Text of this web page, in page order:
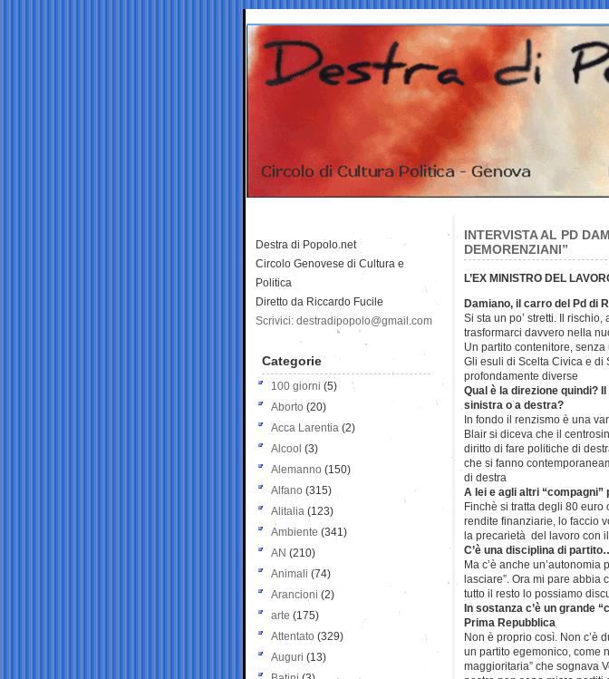
INTERVISTA AL PD
DEMORENZIANI”
L’EX MINISTRO DEL
Damiano, il carro del Pd di
Si sta un po’ stretti. Il
trasformarci davvero nella
Un partito contenitore,
Gli esuli di Scelta Civica e
profondamente diverse
Qual è la direzione quindi?
sinistra o a destra?
In fondo il renzismo è una
Blair si diceva che il
diritto di fare politiche di
che si fanno
di destra
A lei e agli altri
Finchè si tratta degli 80
rendite finanziarie, lo faccio
la precarietà del lavoro con
C’è una disciplina di
Ma c’è anche
lasciare”. Ora mi pare abbia
tutto il resto lo possiamo
In sostanza c’è un grande
Prima Repubblica
Non è proprio così. Non c’è
un partito egemonico, come
maggioritaria” che sognava
Destra di Popolo.net
Circolo Genovese di Cultura e
Politica
Diretto da Riccardo Fucile
Scrivici: destradipopolo@gmail.com
Categorie
100 giorni (5)
Aborto (20)
Acca Larentia (2)
Alcool (3)
Alemanno (150)
Alfano (315)
Alitalia (123)
Ambiente (341)
AN (210)
Animali (74)
Arancioni (2)
arte (175)
Attentato (329)
Auguri (13)